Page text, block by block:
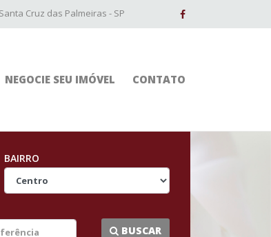
Cruz das Palmeiras - SP
NEGOCIE SEU IMÓVEL CONTATO
BAIRRO
BUSCAR